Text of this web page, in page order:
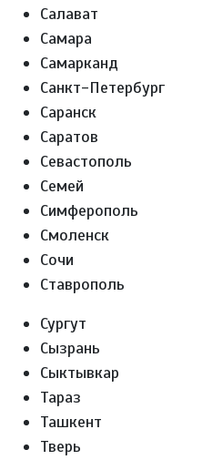
Салават
Самара
Самарканд
Санкт-Петербург
Саранск
Саратов
Севастополь
Семей
Симферополь
Смоленск
Сочи
Ставрополь
Сургут
Сызрань
Сыктывкар
Тараз
Ташкент
Тверь